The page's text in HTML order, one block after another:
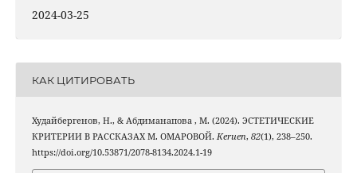
2024-03-25
КАК ЦИТИРОВАТЬ
Худайбергенов, Н., & Абдиманапова , М. (2024). ЭСТЕТИЧЕСКИЕ
КРИТЕРИИ В РАССКАЗАХ М. ОМАРОВОЙ. Keruen, 82(1), 238–250.
https://doi.org/10.53871/2078-8134.2024.1-19